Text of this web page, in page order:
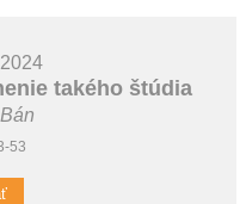
takého štúdia
53